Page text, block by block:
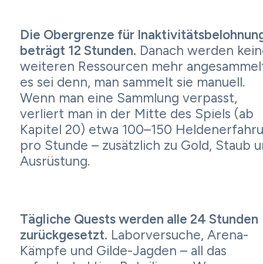
Die Obergrenze für
beträgt 12 Stunden. Danach werden
weiteren Ressourcen mehr
es sei denn, man sammelt sie manuell.
Wenn man eine Sammlung verpasst,
verliert man in der Mitte des Spiels (ab
Kapitel 20) etwa 100–150
pro Stunde – zusätzlich zu Gold, Staub
Ausrüstung.
Tägliche Quests werden alle 24 Stunden
zurückgesetzt. Laborversuche, Arena-
Kämpfe und Gilde-Jagden – all das